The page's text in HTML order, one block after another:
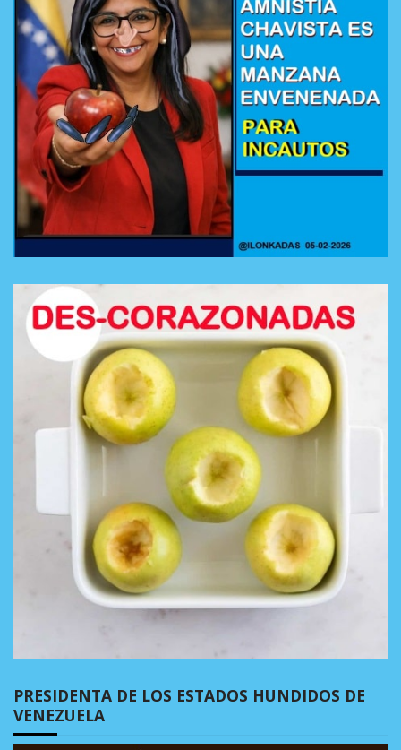
PRESIDENTA DE LOS ESTADOS HUNDIDOS DE
VENEZUELA